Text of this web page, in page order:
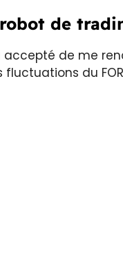
de
a accepté de
du